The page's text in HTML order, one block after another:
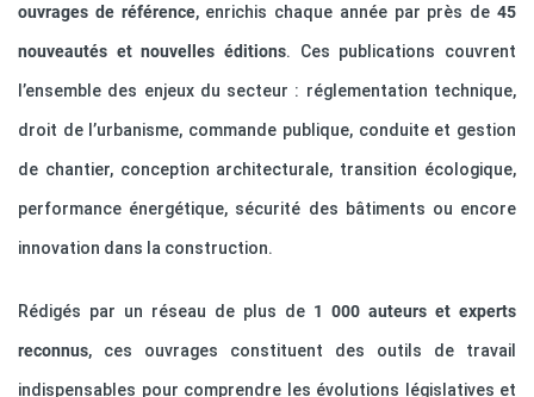
ouvrages de référence, enrichis chaque année par près de45
nouveautés et nouvelles éditions. Ces publications couvrent
l’ensemble des enjeux du secteur : réglementation technique,
droit de l’urbanisme, commande publique, conduite et gestion
de chantier, conception architecturale, transition écologique,
performance énergétique, sécurité des bâtiments ou encore
innovation dans la construction.
Rédigés par un réseau de plus de 1 000 auteurs et experts
reconnus, ces ouvrages constituent des outils de travail
indispensables pour comprendre les évolutions législatives et